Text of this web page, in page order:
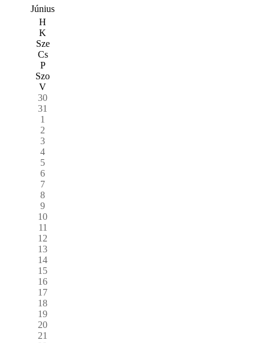
Június
H
K
Sze
Cs
P
Szo
V
30
31
1
2
3
4
5
6
7
8
9
10
11
12
13
14
15
16
17
18
19
20
21